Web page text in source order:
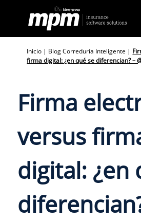
content
Inicio | Blog Correduría Inteligente |
firma digital: ¿en qué se diferencian? –
Firma
versus
digital: ¿en